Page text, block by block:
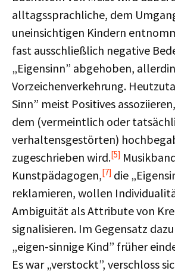
alltagssprachliche, dem
uneinsichtigen Kindern
fast ausschließlich negative
„Eigensinn” abgehoben,
Vorzeichenverkehrung.
Sinn” meist Positives
dem (vermeintlich oder
verhaltensgestörten)
zugeschrieben wird.[5]
Kunstpädagogen,[7] die
reklamieren, wollen
Ambiguität als Attribute von
signalisieren. Im Gegensatz
„eigen-sinnige Kind” früher
Es war „verstockt”, verschloss